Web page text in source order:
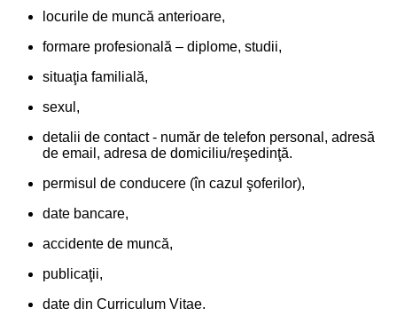
locurile de muncă anterioare,
formare profesională – diplome, studii,
situaţia familială,
sexul,
detalii de contact - număr de telefon personal, adresă
de email, adresa de domiciliu/reşedinţă.
permisul de conducere (în cazul şoferilor),
date bancare,
accidente de muncă,
publicaţii,
date din Curriculum Vitae.